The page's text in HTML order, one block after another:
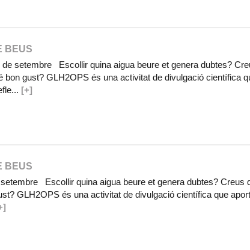
BEUS
setembre Escollir quina aigua beure et genera dubtes?
bon gust? GLH2OPS és una activitat de divulgació científica
[+]
BEUS
Escollir quina aigua beure et genera dubtes? Creus
GLH2OPS és una activitat de divulgació científica que